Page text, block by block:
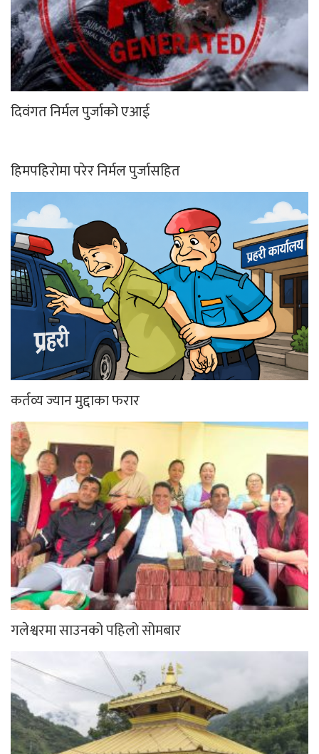
दिवंगत निर्मल पुर्जाको एआई
हिमपहिरोमा परेर निर्मल पुर्जासहित
कर्तव्य ज्यान मुद्दाका फरार
गलेश्वरमा साउनको पहिलो सोमबार